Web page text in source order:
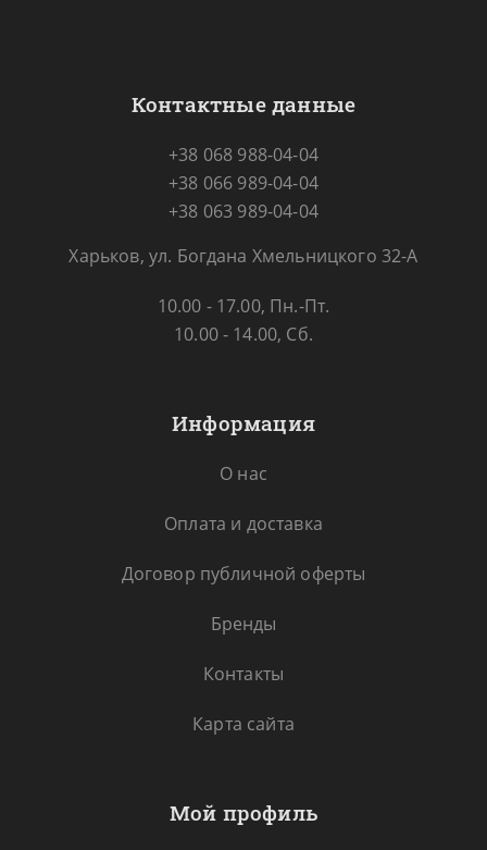
Контактные данные
+38 068 988-04-04
+38 066 989-04-04
+38 063 989-04-04
Харьков, ул. Богдана Хмельницкого 32-А
10.00 - 17.00, Пн.-Пт.
10.00 - 14.00, Сб.
Информация
О нас
Оплата и доставка
Договор публичной оферты
Бренды
Контакты
Карта сайта
Мой профиль